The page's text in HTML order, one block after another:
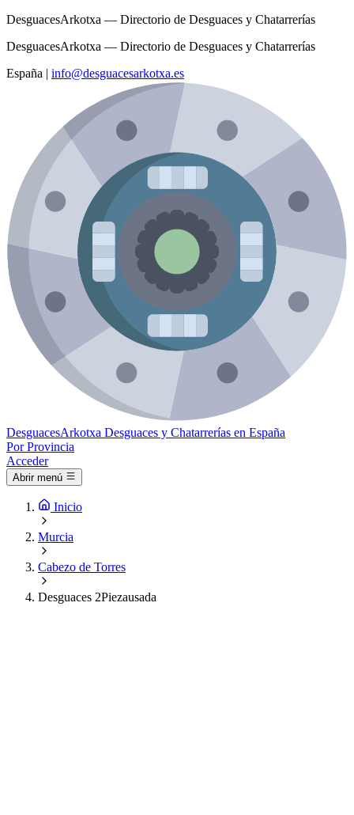
DesguacesArkotxa — Directorio de Desguaces y Chatarrerías
DesguacesArkotxa — Directorio de Desguaces y Chatarrerías
España | info@desguacesarkotxa.es
DesguacesArkotxa Desguaces y Chatarrerías en España
Por Provincia
Acceder
Abrir menú
Inicio
Murcia
Cabezo de Torres
Desguaces 2Piezausada